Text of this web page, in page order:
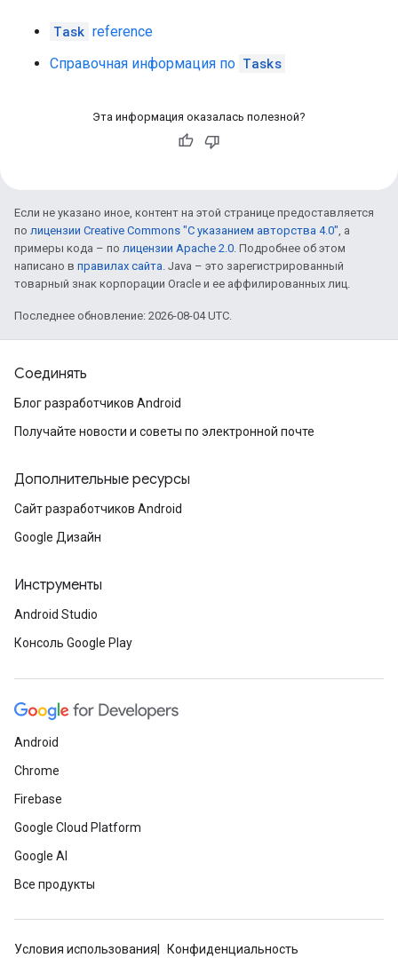
Task reference
Справочная информация по Tasks
Эта информация оказалась полезной?
Если не указано иное, контент на этой странице предоставляется
по лицензии Creative Commons "С указанием авторства 4.0", а
примеры кода – по лицензии Apache 2.0. Подробнее об этом
написано в правилах сайта. Java – это зарегистрированный
товарный знак корпорации Oracle и ее аффилированных лиц.
Последнее обновление: 2026-08-04 UTC.
Соединять
Блог разработчиков Android
Получайте новости и советы по электронной почте
Дополнительные ресурсы
Сайт разработчиков Android
Google Дизайн
Инструменты
Android Studio
Консоль Google Play
Android
Chrome
Firebase
Google Cloud Platform
Google AI
Все продукты
Условия использования Конфиденциальность